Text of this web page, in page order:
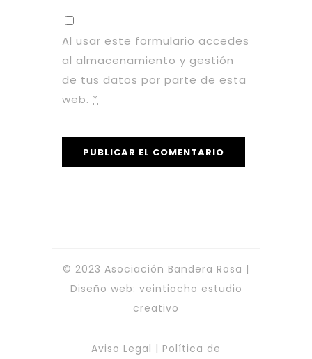
Al usar este formulario accedes
al almacenamiento y gestión
de tus datos por parte de esta
web. *
© 2023 Asociación Bandera Rosa |
Diseño web: veintiocho estudio
creativo
Aviso Legal | Política de